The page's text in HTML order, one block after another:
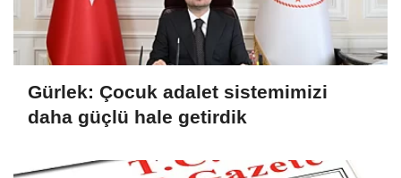
Gürlek: Çocuk adalet sistemimizi
daha güçlü hale getirdik